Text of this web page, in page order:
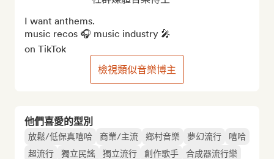
他們喜愛的型別
放鬆/低保真嘻哈 商業/主流 鄉村音樂 夢幻流行
嘻哈
超流行
獨立民謠 獨立流行 創作歌手 合成器流行樂
I want anthems.
music recos 🎧 music industry 🎤
on TikTok
檢視類似音樂博主